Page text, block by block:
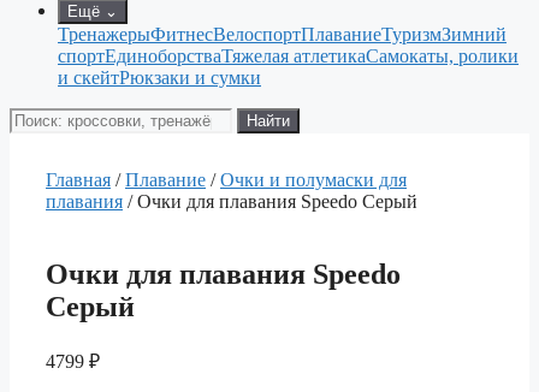
Ещё ⌄
ТренажерыФитнесВелоспортПлаваниеТуризмЗимний
спортЕдиноборстваТяжелая атлетикаСамокаты, ролики
и скейтРюкзаки и сумки
Поиск
товаров
Найти
Главная /Плавание /Очки и полумаски для
плавания / Очки для плавания Speedo Серый
Очки для плавания Speedo
Серый
4799 ₽